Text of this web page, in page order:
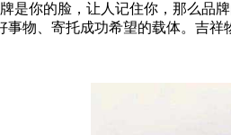
是你的脸，让人记住你，那么品
物、寄托成功希望的载体。吉祥